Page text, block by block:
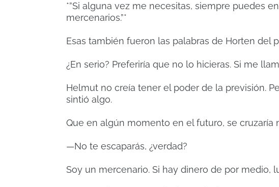
*”Si alguna vez me necesitas, siempre puedes
mercenarios.”*
Esas también fueron las palabras de Horten del
¿En serio? Preferiría que no lo hicieras. Si me
Helmut no creía tener el poder de la previsión.
sintió algo.
Que en algún momento en el futuro, se
—No te escaparás, ¿verdad?
Soy un mercenario. Si hay dinero de por medio,